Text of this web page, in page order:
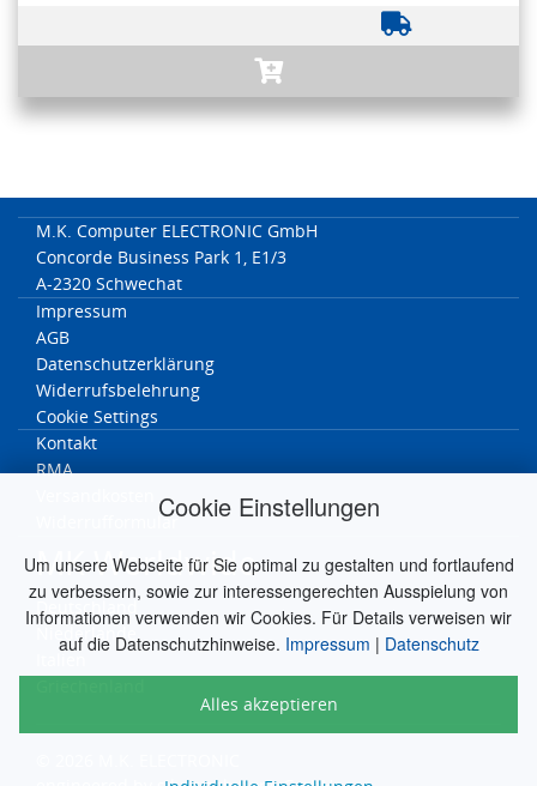
Cookie Einstellungen
Um unsere Webseite für Sie optimal zu gestalten und fortlaufend
zu verbessern, sowie zur interessengerechten Ausspielung von
Informationen verwenden wir Cookies. Für Details verweisen wir
auf die Datenschutzhinweise. Impressum | Datenschutz
Alles akzeptieren
M.K. Computer ELECTRONIC GmbH
Concorde Business Park 1, E1/3
A-2320 Schwechat
Impressum
AGB
Datenschutzerklärung
Widerrufsbelehrung
Cookie Settings
Kontakt
RMA
Widerrufformular
MK Worldwide
Deutschland
Niederlande